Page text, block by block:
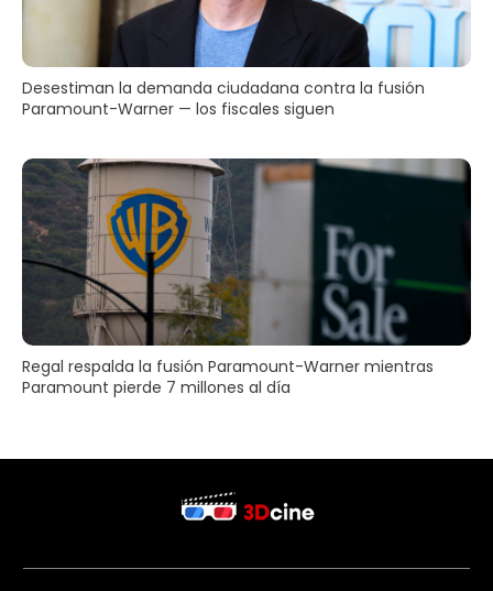
Desestiman la demanda ciudadana contra la fusión
Paramount-Warner — los fiscales siguen
Regal respalda la fusión Paramount-Warner mientras
Paramount pierde 7 millones al día